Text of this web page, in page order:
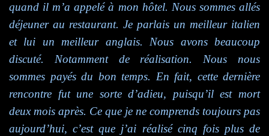
quand il m’a appelé à mon hôtel. Nous sommes allés
déjeuner au restaurant. Je parlais un meilleur italien
et lui un meilleur anglais. Nous avons beaucoup
discuté. Notamment de réalisation. Nous nous
sommes payés du bon temps. En fait, cette dernière
rencontre fut une sorte d’adieu, puisqu’il est mort
deux mois après. Ce que je ne comprends toujours pas
aujourd’hui, c’est que j’ai réalisé cinq fois plus de